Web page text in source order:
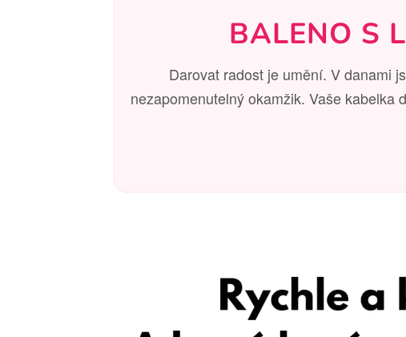
BALENO S
Darovat radost je umění. V danami
nezapomenutelný okamžik. Vaše